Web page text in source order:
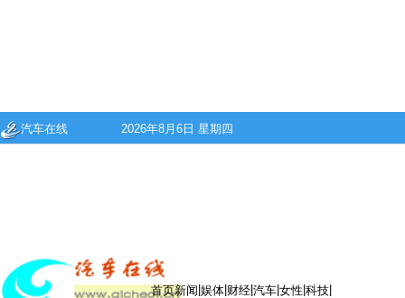
汽车在线 2026年8月6日 星期四
首页新闻 娱体 财经 汽车 女性 科技